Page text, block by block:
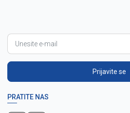
Prijavite se
PRATITE NAS